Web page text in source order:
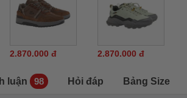
2.870.000 đ 2.870.000 đ
luận 98 Hỏi đáp Bảng Size